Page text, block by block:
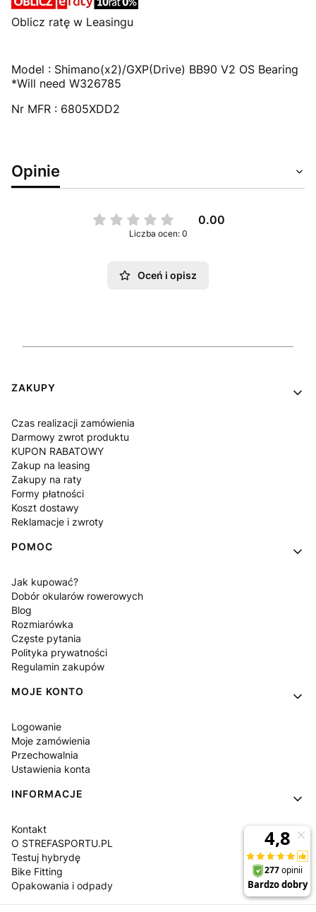
Oblicz ratę w Leasingu
Model : Shimano(x2)/GXP(Drive) BB90 V2 OS Bearing
*Will need W326785
Nr MFR : 6805XDD2
Opinie
0.00
Liczba ocen: 0
Oceń i opisz
Linki w stopce
ZAKUPY
Czas realizacji zamówienia
Darmowy zwrot produktu
KUPON RABATOWY
Zakup na leasing
Zakupy na raty
Formy płatności
Koszt dostawy
Reklamacje i zwroty
POMOC
Jak kupować?
Dobór okularów rowerowych
Blog
Rozmiarówka
Częste pytania
Polityka prywatności
Regulamin zakupów
MOJE KONTO
Logowanie
Moje zamówienia
Przechowalnia
Ustawienia konta
INFORMACJE
Kontakt
O STREFASPORTU.PL
Testuj hybrydę
Bike Fitting
Opakowania i odpady